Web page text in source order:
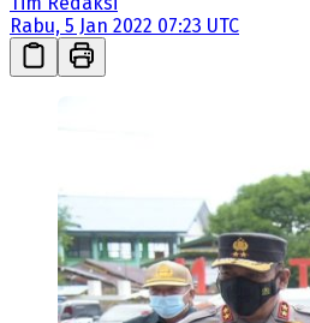
Rabu, 5 Jan 2022 07:23 UTC